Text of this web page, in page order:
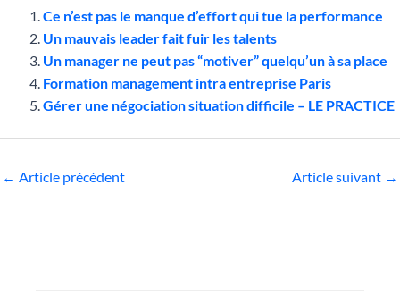
Ce n’est pas le manque d’effort qui tue la performance
Un mauvais leader fait fuir les talents
Un manager ne peut pas “motiver” quelqu’un à sa place
Formation management intra entreprise Paris
Gérer une négociation situation difficile – LE PRACTICE
← Article précédent Article suivant →